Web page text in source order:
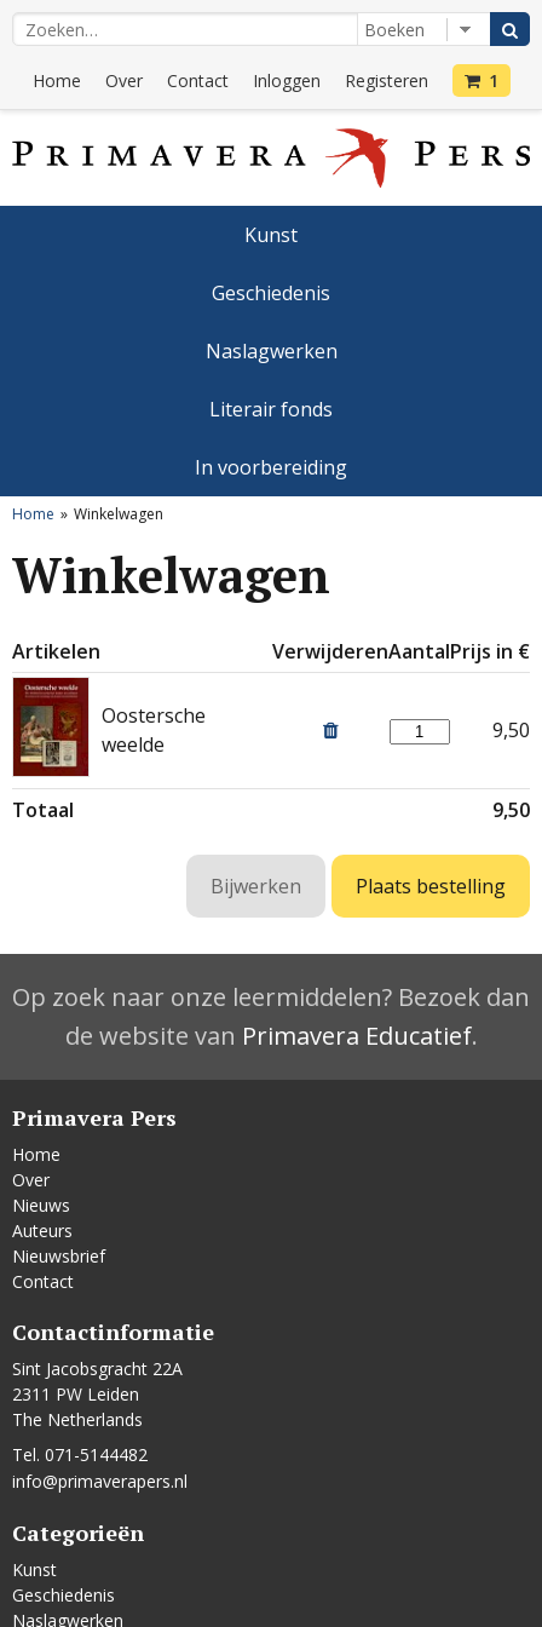
Home Over Contact Inloggen Registeren 1
Kunst
Geschiedenis
Naslagwerken
Literair fonds
In voorbereiding
Home Winkelwagen
Winkelwagen
Artikelen VerwijderenAantalPrijs in €
Oostersche
weelde
9,50
Totaal 9,50
Op zoek naar onze leermiddelen? Bezoek dan
de website van Primavera Educatief.
Primavera Pers
Home
Over
Nieuws
Auteurs
Nieuwsbrief
Contact
Contactinformatie
Sint Jacobsgracht 22A
2311 PW Leiden
The Netherlands
Tel. 071-5144482
info@primaverapers.nl
Categorieën
Kunst
Geschiedenis
Naslagwerken